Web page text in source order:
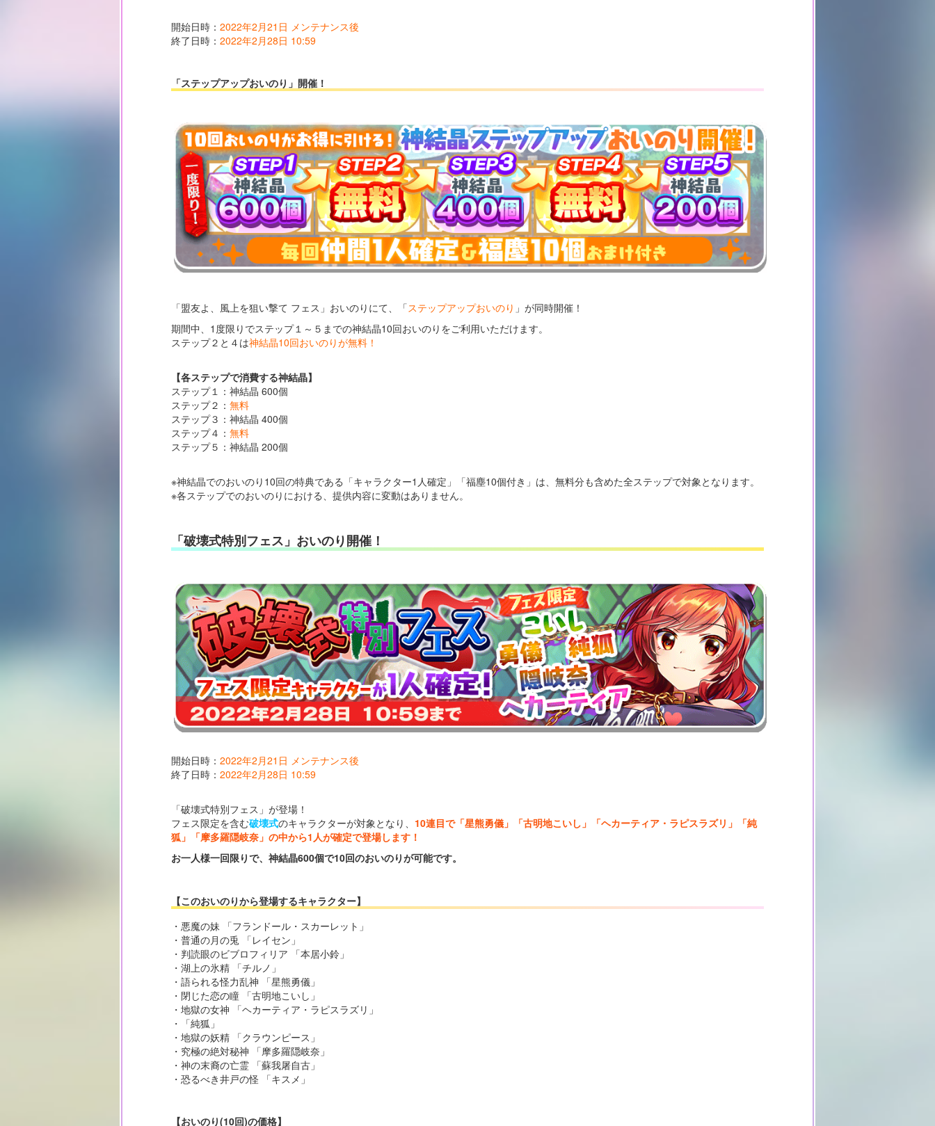
開始日時： 2022年2月21日 メンテナンス後
終了日時： 2022年2月28日 10:59
「ステップアップおいのり」開催！
「盟友よ、風上を狙い撃て フェス」おいのりにて、「ステップアップおいのり 」が同時開催！
期間中、1度限りでステップ１～５までの神結晶10回おいのりをご利用いただけます。
ステップ２と４は神結晶10回おいのりが無料！
【各ステップで消費する神結晶】
ステップ１：神結晶 600個
ステップ２： 無料
ステップ３：神結晶 400個
ステップ４： 無料
ステップ５：神結晶 200個
※神結晶でのおいのり10回の特典である「キャラクター1人確定」「福塵10個付き」は、無料分も含めた全ステップで対象となります。
※各ステップでのおいのりにおける、提供内容に変動はありません。
「破壊式特別フェス」おいのり開催！
開始日時： 2022年2月21日 メンテナンス後
終了日時： 2022年2月28日 10:59
「破壊式特別フェス」が登場！
フェス限定を含む破壊式のキャラクターが対象となり、 10連目で「星熊勇儀」「古明地こいし」「ヘカーティア・ラピスラズリ」「純
狐」「摩多羅隠岐奈」の中から1人が確定で登場します！
お一人様一回限りで、神結晶600個で10回のおいのりが可能です。
【このおいのりから登場するキャラクター】
・悪魔の妹 「フランドール・スカーレット」
・普通の月の兎 「レイセン」
・判読眼のビブロフィリア 「本居小鈴」
・湖上の氷精 「チルノ」
・語られる怪力乱神 「星熊勇儀」
・閉じた恋の瞳 「古明地こいし」
・地獄の女神 「ヘカーティア・ラピスラズリ」
・「純狐」
・地獄の妖精 「クラウンピース」
・究極の絶対秘神 「摩多羅隠岐奈」
・神の末裔の亡霊 「蘇我屠自古」
・恐るべき井戸の怪 「キスメ」
【おいのり(10回)の価格】